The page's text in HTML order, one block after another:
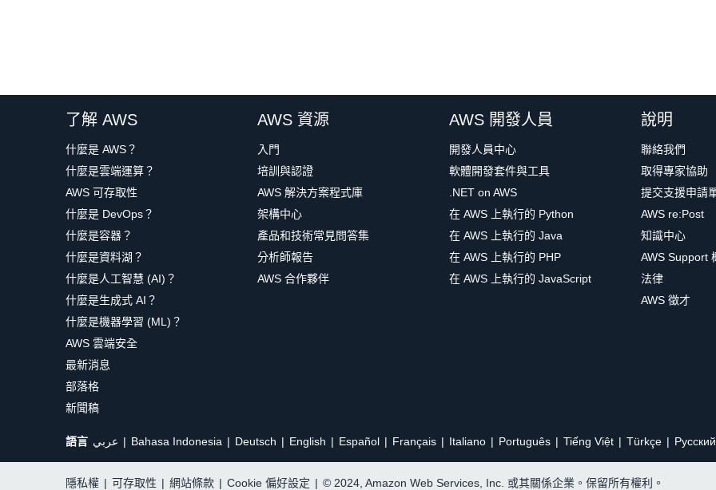
了解 AWS
什麼是 AWS？
什麼是雲端運算？
AWS 可存取性
什麼是 DevOps？
什麼是容器？
什麼是資料湖？
什麼是人工智慧 (AI)？
什麼是生成式 AI？
什麼是機器學習 (ML)？
AWS 雲端安全
最新消息
部落格
新聞稿
AWS 資源
入門
培訓與認證
AWS 解決方案程式庫
架構中心
產品和技術常見問答集
分析師報告
AWS 合作夥伴
AWS 開發人員
開發人員中心
軟體開發套件與工具
.NET on AWS
在 AWS 上執行的 Python
在 AWS 上執行的 Java
在 AWS 上執行的 PHP
在 AWS 上執行的 JavaScript
說明
聯絡我們
取得專家協助
提交支援申請
AWS re:Post
知識中心
AWS Support
法律
AWS 徵才
語言 عربي Bahasa Indonesia Deutsch English Español Français Italiano Português Tiếng Việt Türkçe Ρусский
隱私權 | 可存取性 | 網站條款 | Cookie 偏好設定 | © 2024, Amazon Web Services, Inc. 或其關係企業。保留所有權利。